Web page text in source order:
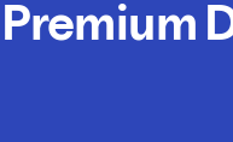
Premium